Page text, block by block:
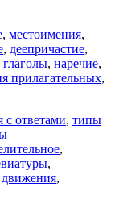
, местоимения,
, деепричастие,
, наречие,
прилагательных,
с ответами, типы
,
,
движения,